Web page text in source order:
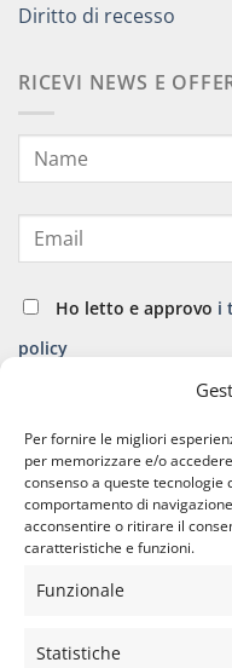
Per fornire le migliori
per memorizzare e/o
consenso a queste
comportamento di
acconsentire o ritirare il
caratteristiche e funzioni.
Funzionale
Statistiche
Diritto di recesso
RICEVI NEWS E
Ho letto e approvo i
policy
APPARATO OSTEO